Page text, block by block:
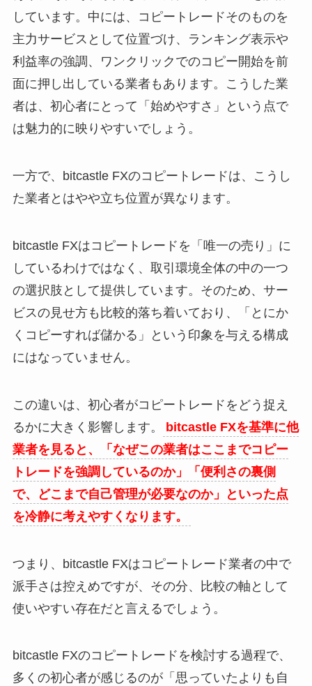
しています。中には、コピートレードそのものを
主力サービスとして位置づけ、ランキング表示や
利益率の強調、ワンクリックでのコピー開始を前
面に押し出している業者もあります。こうした業
者は、初心者にとって「始めやすさ」という点で
は魅力的に映りやすいでしょう。
一方で、bitcastle FXのコピートレードは、こうし
た業者とはやや立ち位置が異なります。
bitcastle FXはコピートレードを「唯一の売り」に
しているわけではなく、取引環境全体の中の一つ
の選択肢として提供しています。そのため、サー
ビスの見せ方も比較的落ち着いており、「とにか
くコピーすれば儲かる」という印象を与える構成
にはなっていません。
この違いは、初心者がコピートレードをどう捉え
るかに大きく影響します。
bitcastle FXを基準に他
業者を見ると、「なぜこの業者はここまでコピー
トレードを強調しているのか」「便利さの裏側
で、どこまで自己管理が必要なのか」といった点
を冷静に考えやすくなります。
つまり、bitcastle FXはコピートレード業者の中で
派手さは控えめですが、その分、比較の軸として
使いやすい存在だと言えるでしょう。
bitcastle FXのコピートレードを検討する過程で、
多くの初心者が感じるのが「思っていたよりも自